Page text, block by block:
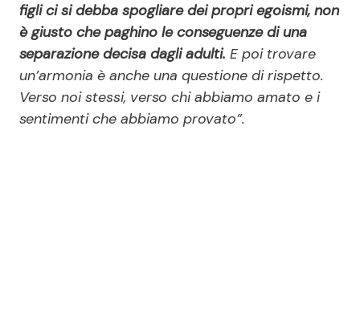
figli ci si debba spogliare dei propri egoismi, non
è giusto che paghino le conseguenze di una
separazione decisa dagli adulti. E poi trovare
un’armonia è anche una questione di rispetto.
Verso noi stessi, verso chi abbiamo amato e i
sentimenti che abbiamo provato”.